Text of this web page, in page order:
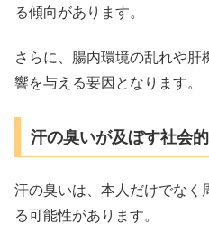
る傾向があります。
さらに、腸内環境の乱れや
響を与える要因となります。
汗の臭いが及ぼす社会
汗の臭いは、本人だけでなく
る可能性があります。